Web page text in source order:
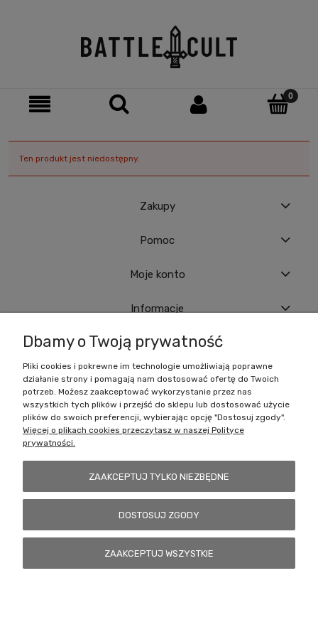
Ten produkt jest niedostępny.
Zakupy
Pomoc
Moje konto
Informacje
Battlecult | ul. Benedykta Dybowskiego 45/7, 41-208 Sosnowiec, woj.
śląskie | Email:kontakt@battlecult.plTel.: 669966242 | NIP:
6443563610 REGON: 520502331
POKAŻ PEŁNĄ WERSJĘ STRONY
Dbamy o Twoją prywatność
Pliki cookies i pokrewne im technologie umożliwiają poprawne
działanie strony i pomagają nam dostosować ofertę do Twoich
potrzeb. Możesz zaakceptować wykorzystanie przez nas
wszystkich tych plików i przejść do sklepu lub dostosować użycie
plików do swoich preferencji, wybierając opcję "Dostosuj zgody".
Więcej o plikach cookies przeczytasz w naszej Polityce
prywatności.
ZAAKCEPTUJ TYLKO NIEZBĘDNE
DOSTOSUJ ZGODY
ZAAKCEPTUJ WSZYSTKIE